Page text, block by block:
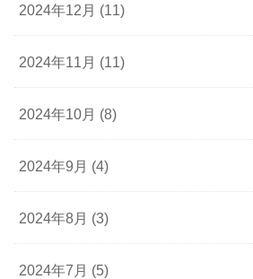
2024年12月 (11)
2024年11月 (11)
2024年10月 (8)
2024年9月 (4)
2024年8月 (3)
2024年7月 (5)